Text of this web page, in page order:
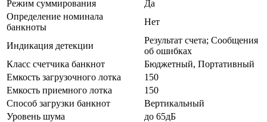
Режим суммирования
Да
Определение номинала
банкноты
Нет
Индикация детекции
Результат счета; Сообщения
об ошибках
Класс счетчика банкнот
Бюджетный, Портативный
Емкость загрузочного лотка
150
Емкость приемного лотка
150
Способ загрузки банкнот
Вертикальный
Уровень шума
до 65дБ